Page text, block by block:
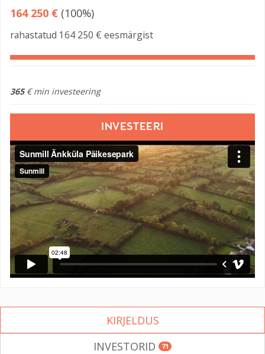
164 250 € (100%)
rahastatud 164 250 € eesmärgist
365€ min investeering
INVESTEERI
KIRJELDUS
INVESTORID 71